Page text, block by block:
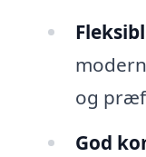
og
God